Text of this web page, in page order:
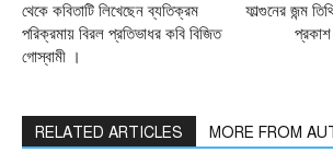
থেকে কবিতাটি লিখেছেন ব্যতিক্রম
পরিক্রমায় বিরল প্রতিভাধর কবি বিজিত
গোস্বামী ।
ফাল্গুনের জন্ম
RELATED ARTICLES MORE FROM